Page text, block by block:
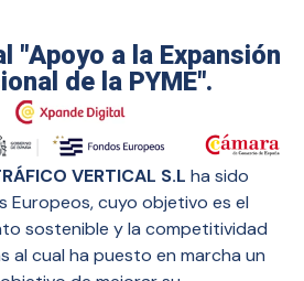
"Apoyo a la Expansión
de la PYME".
VERTICAL S.L ha sido
Europeos, cuyo objetivo es el
sostenible y la competitividad
al cual ha puesto en marcha un